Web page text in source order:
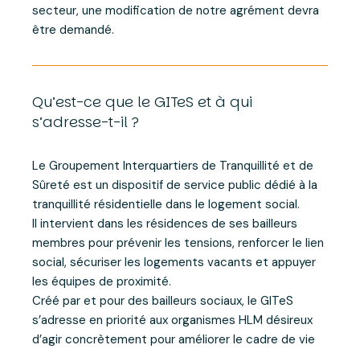
secteur, une modification de notre agrément devra
être demandé.
Qu’est-ce que le GITeS et à qui
s’adresse-t-il ?
Le Groupement Interquartiers de Tranquillité et de
Sûreté est un dispositif de service public dédié à la
tranquillité résidentielle dans le logement social.
Il intervient dans les résidences de ses bailleurs
membres pour prévenir les tensions, renforcer le lien
social, sécuriser les logements vacants et appuyer
les équipes de proximité.
Créé par et pour des bailleurs sociaux, le GITeS
s’adresse en priorité aux organismes HLM désireux
d’agir concrètement pour améliorer le cadre de vie